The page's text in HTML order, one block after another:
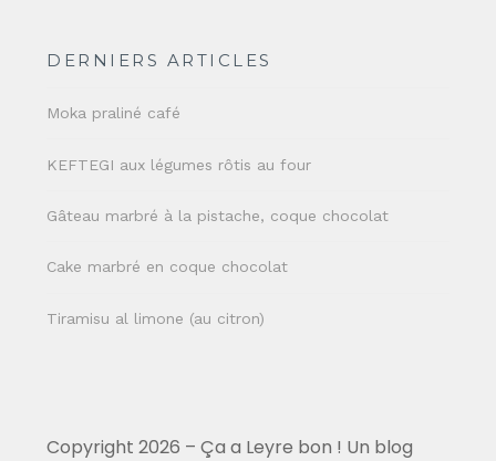
DERNIERS ARTICLES
Moka praliné café
KEFTEGI aux légumes rôtis au four
Gâteau marbré à la pistache, coque chocolat
Cake marbré en coque chocolat
Tiramisu al limone (au citron)
Copyright 2026 – Ça a Leyre bon ! Un blog